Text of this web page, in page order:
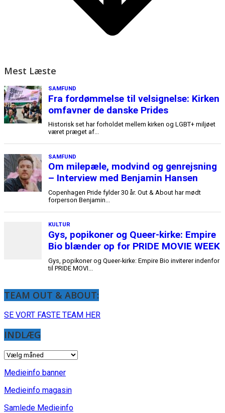
Mest Læste
TEAM OUT & ABOUT:
SE VORT FASTE TEAM HER
INDLÆG
INDLÆG
Medieinfo banner
Medieinfo magasin
Samlede Medieinfo